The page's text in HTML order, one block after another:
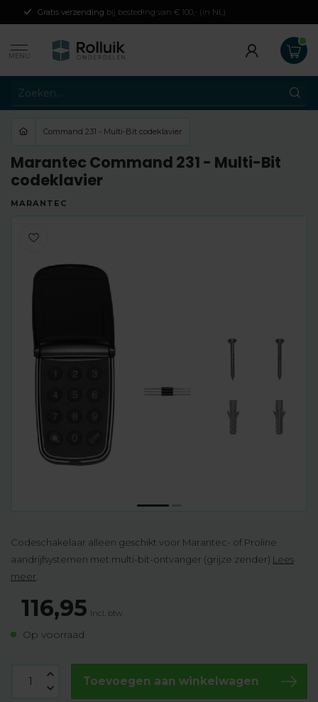
Gratis verzending bij besteding van € 100,- (in NL)
MENU
Command 231 - Multi-Bit codeklavier
Marantec Command 231 - Multi-Bit
codeklavier
MARANTEC
Codeschakelaar alleen geschikt voor Marantec- of Proline
aandrijfsystemen met multi-bit-ontvanger (grijze zender) Lees
meer
116,95 Incl. btw
Op voorraad
Toevoegen aan winkelwagen